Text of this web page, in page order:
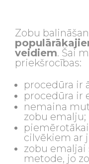
Zobu
veidiem. Šai
priekšrocības:
procedūra ir
procedūra ir
nemaina
zobu emalju;
cilvēkiem ar
zobu emaljai
metode, jo